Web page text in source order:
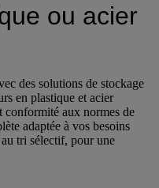
ou acier
des solutions de stockage
en plastique et acier
conformité aux normes de
adaptée à vos besoins
au tri sélectif, pour une